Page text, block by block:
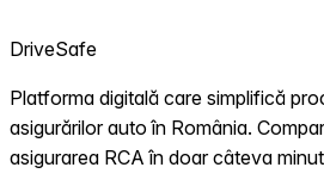
DriveSafe
Platforma digitală care simplifică
asigurărilor auto în România.
asigurarea RCA în doar câteva